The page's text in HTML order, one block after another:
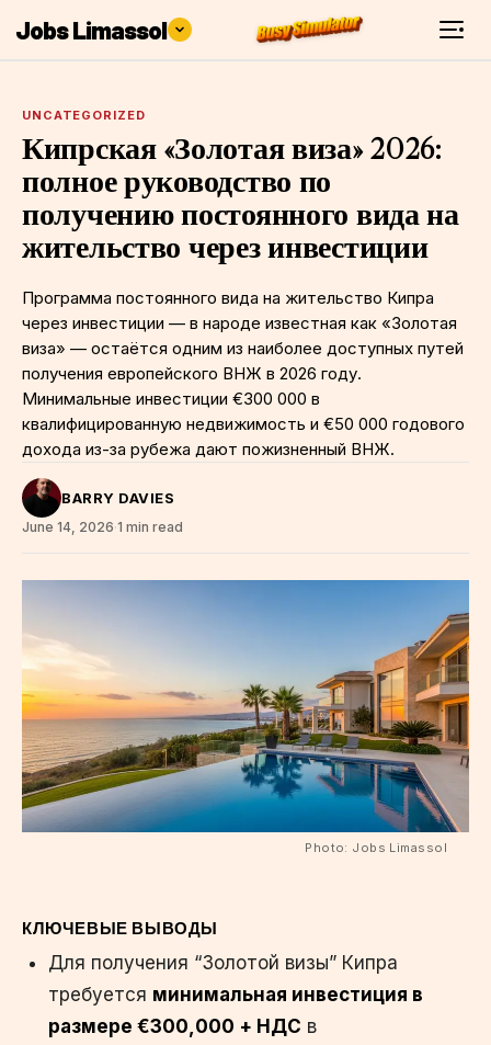
Jobs Limassol
UNCATEGORIZED
Кипрская «Золотая виза» 2026:
полное руководство по
получению постоянного вида на
жительство через инвестиции
Программа постоянного вида на жительство Кипра
через инвестиции — в народе известная как «Золотая
виза» — остаётся одним из наиболее доступных путей
получения европейского ВНЖ в 2026 году.
Минимальные инвестиции €300 000 в
квалифицированную недвижимость и €50 000 годового
дохода из-за рубежа дают пожизненный ВНЖ.
BARRY DAVIES
June 14, 2026·1 min read
Photo: Jobs Limassol
КЛЮЧЕВЫЕ ВЫВОДЫ
Для получения “Золотой визы” Кипра
требуется минимальная инвестиция в
размере €300,000 + НДС в